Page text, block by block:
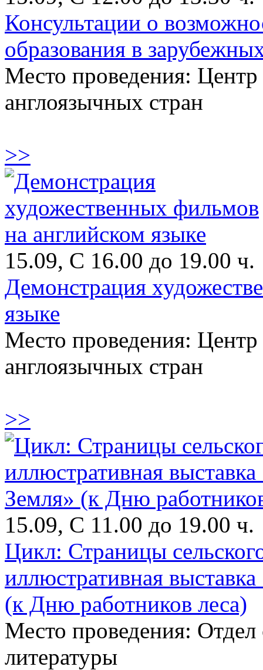
Консультации о
образования в
Место проведения:
англоязычных стран
>>
15.09, С 16.00 до 19.00 ч.
Демонстрация
языке
Место проведения:
англоязычных стран
>>
15.09, С 11.00 до 19.00 ч.
Цикл: Страницы
иллюстративная
(к Дню работников леса)
Место проведения: Отдел
литературы